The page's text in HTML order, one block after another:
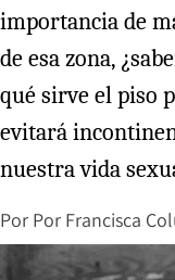
importancia de
de esa zona,
qué sirve el piso
evitará
nuestra vida
Por Por Francisca